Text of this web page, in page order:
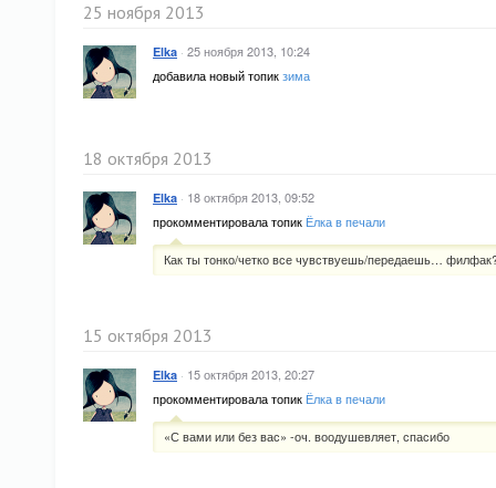
25 ноября 2013
Elka · 25 ноября 2013, 10:24
добавила новый топикзима
18 октября 2013
Elka · 18 октября 2013, 09:52
прокомментировала топик Ёлка в печали
Как ты тонко/четко все чувствуешь/передаешь…
15 октября 2013
Elka · 15 октября 2013, 20:27
прокомментировала топик Ёлка в печали
«С вами или без вас» -оч. воодушевляет, спасибо